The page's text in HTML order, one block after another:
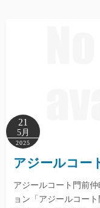
21
5月
2025
アジールコー
アジールコート門前
ョン「アジールコー